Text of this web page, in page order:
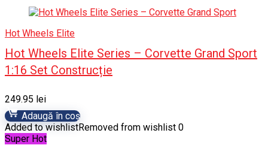
Hot Wheels Elite
Hot Wheels Elite Series – Corvette Grand Sport
1:16 Set Construcție
249.95 lei
Adaugă în coș
Added to wishlistRemoved from wishlist 0
Super Hot